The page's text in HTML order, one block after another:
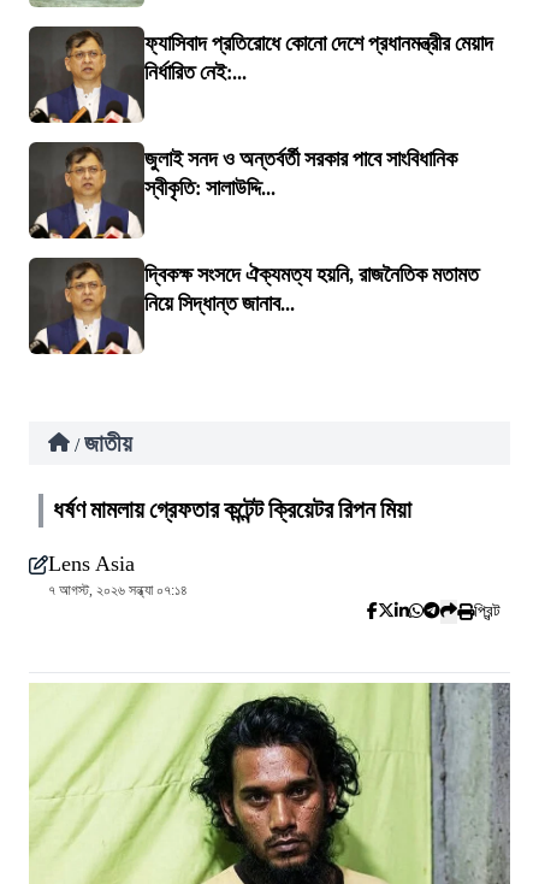
ফ্যাসিবাদ প্রতিরোধে কোনো দেশে প্রধানমন্ত্রীর মেয়াদ
নির্ধারিত নেই:...
জুলাই সনদ ও অন্তর্বর্তী সরকার পাবে সাংবিধানিক
স্বীকৃতি: সালাউদ্দি...
দ্বিকক্ষ সংসদে ঐক্যমত্য হয়নি, রাজনৈতিক মতামত
নিয়ে সিদ্ধান্ত জানাব...
/ জাতীয়
ধর্ষণ মামলায় গ্রেফতার কন্টেন্ট ক্রিয়েটর রিপন মিয়া
Lens Asia
৭ আগস্ট, ২০২৬ সন্ধ্যা ০৭:১৪
প্রিন্ট